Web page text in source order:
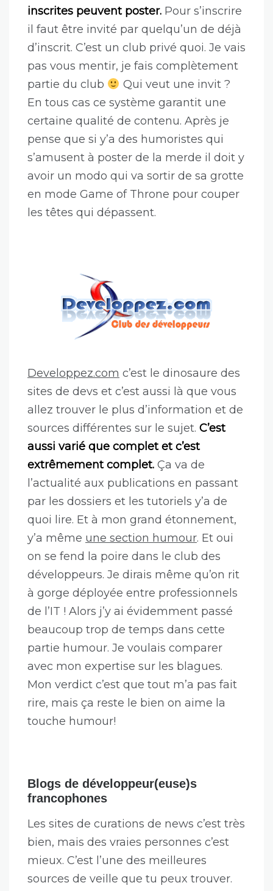
inscrites peuvent poster. Pour s’inscrire
il faut être invité par quelqu’un de déjà
d’inscrit. C’est un club privé quoi. Je vais
pas vous mentir, je fais complètement
partie du club
Qui veut une invit ?
En tous cas ce système garantit une
certaine qualité de contenu. Après je
pense que si y’a des humoristes qui
s’amusent à poster de la merde il doit y
avoir un modo qui va sortir de sa grotte
en mode Game of Throne pour couper
les têtes qui dépassent.
Developpez.com c’est le dinosaure des
sites de devs et c’est aussi là que vous
allez trouver le plus d’information et de
sources différentes sur le sujet. C’est
aussi varié que complet et c’est
extrêmement complet. Ça va de
l’actualité aux publications en passant
par les dossiers et les tutoriels y’a de
quoi lire. Et à mon grand étonnement,
y’a même une section humour. Et oui
on se fend la poire dans le club des
développeurs. Je dirais même qu’on rit
à gorge déployée entre professionnels
de l’IT ! Alors j’y ai évidemment passé
beaucoup trop de temps dans cette
partie humour. Je voulais comparer
avec mon expertise sur les blagues.
Mon verdict c’est que tout m’a pas fait
rire, mais ça reste le bien on aime la
touche humour!
Blogs de développeur(euse)s
francophones
Les sites de curations de news c’est très
bien, mais des vraies personnes c’est
mieux. C’est l’une des meilleures
sources de veille que tu peux trouver.